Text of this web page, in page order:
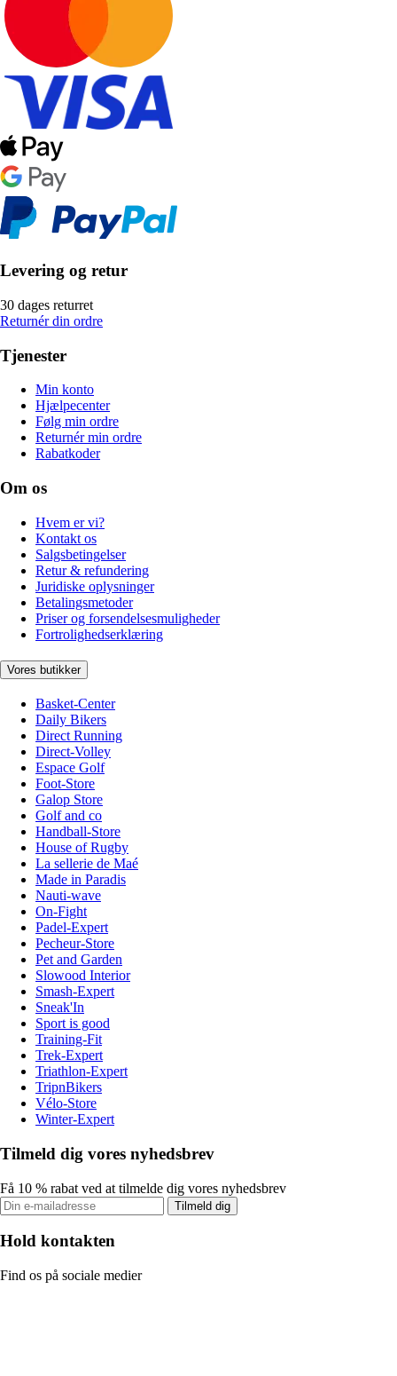
Levering og retur
30 dages returret
Returnér din ordre
Tjenester
Min konto
Hjælpecenter
Følg min ordre
Returnér min ordre
Rabatkoder
Om os
Hvem er vi?
Kontakt os
Salgsbetingelser
Retur & refundering
Juridiske oplysninger
Betalingsmetoder
Priser og forsendelsesmuligheder
Fortrolighedserklæring
Vores butikker
Basket-Center
Daily Bikers
Direct Running
Direct-Volley
Espace Golf
Foot-Store
Galop Store
Golf and co
Handball-Store
House of Rugby
La sellerie de Maé
Made in Paradis
Nauti-wave
On-Fight
Padel-Expert
Pecheur-Store
Pet and Garden
Slowood Interior
Smash-Expert
Sneak'In
Sport is good
Training-Fit
Trek-Expert
Triathlon-Expert
TripnBikers
Vélo-Store
Winter-Expert
Tilmeld dig vores nyhedsbrev
Få 10 % rabat ved at tilmelde dig vores nyhedsbrev
Tilmeld dig
Hold kontakten
Find os på sociale medier